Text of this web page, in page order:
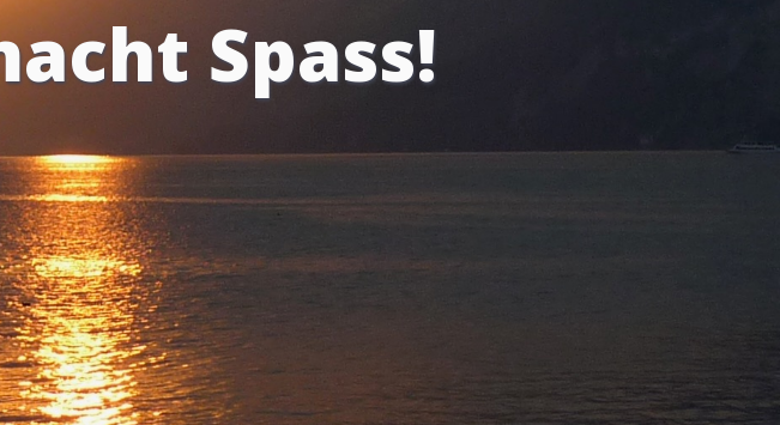
Spass!